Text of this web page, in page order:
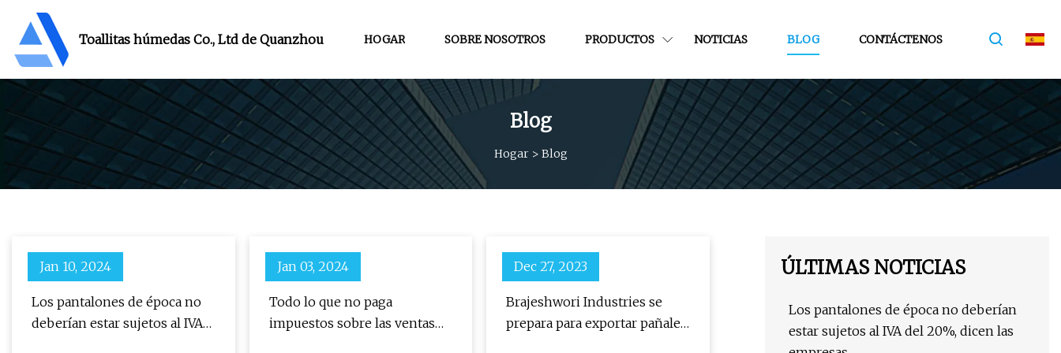
Toallitas húmedas Co., Ltd de Quanzhou HOGAR SOBRE NOSOTROS PRODUCTOS NOTICIAS BLOG CONTÁCTENOS
Blog
Hogar> Blog
Jan 10, 2024
Los pantalones de época no
deberían estar sujetos al IVA
Jan 03, 2024
Todo lo que no paga
impuestos sobre las ventas
Dec 27, 2023
Brajeshwori Industries se
prepara para exportar pañales
ÚLTIMAS NOTICIAS
Los pantalones de época no deberían
estar sujetos al IVA del 20%, dicen las